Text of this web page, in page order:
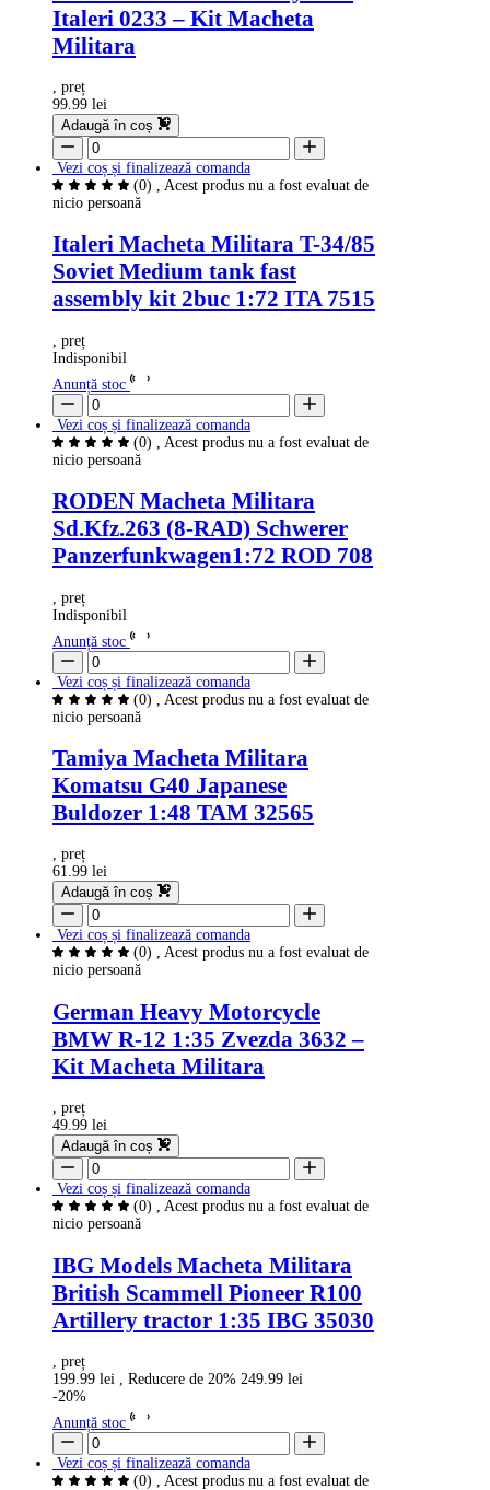
Italeri 0233 – Kit Macheta
Militara
, preț
99.99 lei
Adaugă în coș
Vezi coș și finalizează comanda
(0)
, Acest produs nu a fost evaluat de
nicio persoană
Italeri Macheta Militara T-34/85
Soviet Medium tank fast
assembly kit 2buc 1:72 ITA 7515
, preț
Indisponibil
Anunță stoc
Vezi coș și finalizează comanda
(0)
, Acest produs nu a fost evaluat de
nicio persoană
RODEN Macheta Militara
Sd.Kfz.263 (8-RAD) Schwerer
Panzerfunkwagen1:72 ROD 708
, preț
Indisponibil
Anunță stoc
Vezi coș și finalizează comanda
(0)
, Acest produs nu a fost evaluat de
nicio persoană
Tamiya Macheta Militara
Komatsu G40 Japanese
Buldozer 1:48 TAM 32565
, preț
61.99 lei
Adaugă în coș
Vezi coș și finalizează comanda
(0) , Acest produs nu a fost evaluat de
nicio persoană
German Heavy Motorcycle
BMW R-12 1:35 Zvezda 3632 –
Kit Macheta Militara
, preț
49.99 lei
Adaugă în coș
Vezi coș și finalizează comanda
(0) , Acest produs nu a fost evaluat de
nicio persoană
IBG Models Macheta Militara
British Scammell Pioneer R100
Artillery tractor 1:35 IBG 35030
, preț
199.99 lei , Reducere de 20% 249.99 lei
-20%
Anunță stoc
Vezi coș și finalizează comanda
(0) , Acest produs nu a fost evaluat de